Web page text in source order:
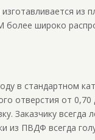
широко
в стандартном
отверстия от
Заказчику всегда
из ПВДФ всегда